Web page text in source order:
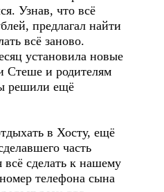
Узнав, что всё
предлагал найти
всё заново.
установила новые
Стеше и родителям
решили ещё
в Хосту, ещё
часть
всё сделать к нашему
телефона сына